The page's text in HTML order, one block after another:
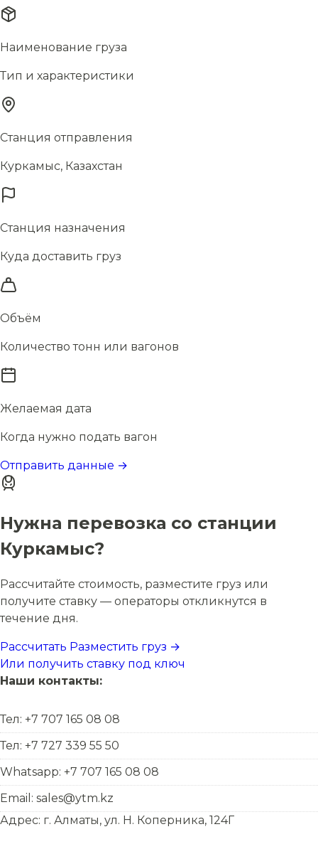
Наименование груза
Тип и характеристики
Станция отправления
Куркамыс, Казахстан
Станция назначения
Куда доставить груз
Объём
Количество тонн или вагонов
Желаемая дата
Когда нужно подать вагон
Отправить данные →
Нужна перевозка со станции
Куркамыс?
Рассчитайте стоимость, разместите груз или
получите ставку — операторы откликнутся в
течение дня.
Рассчитать Разместить груз →
Или получить ставку под ключ
Наши контакты:
Тел: +7 707 165 08 08
Тел: +7 727 339 55 50
Whatsapp: +7 707 165 08 08
Email: sales@ytm.kz
Адрес: г. Алматы, ул. Н. Коперника, 124Г